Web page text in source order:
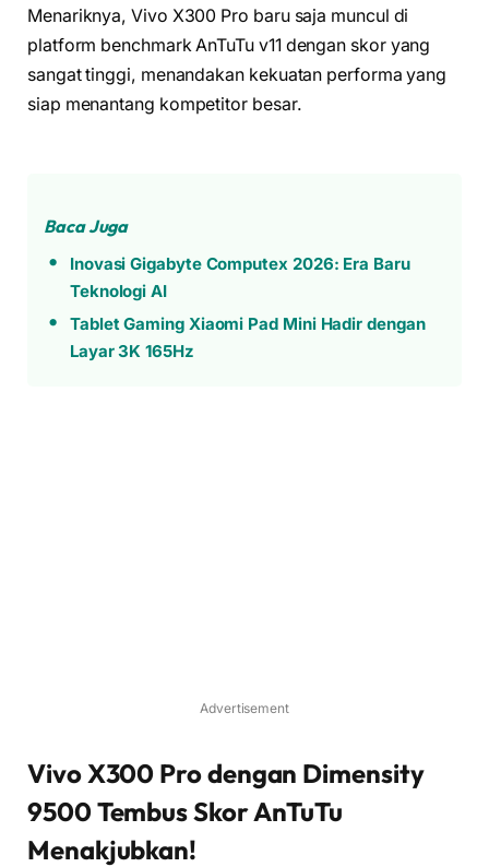
Menariknya, Vivo X300 Pro baru saja muncul di
platform benchmark AnTuTu v11 dengan skor yang
sangat tinggi, menandakan kekuatan performa yang
siap menantang kompetitor besar.
Baca Juga
Inovasi Gigabyte Computex 2026: Era Baru
Teknologi AI
Tablet Gaming Xiaomi Pad Mini Hadir dengan
Layar 3K 165Hz
Advertisement
Vivo X300 Pro dengan Dimensity
9500 Tembus Skor AnTuTu
Menakjubkan!